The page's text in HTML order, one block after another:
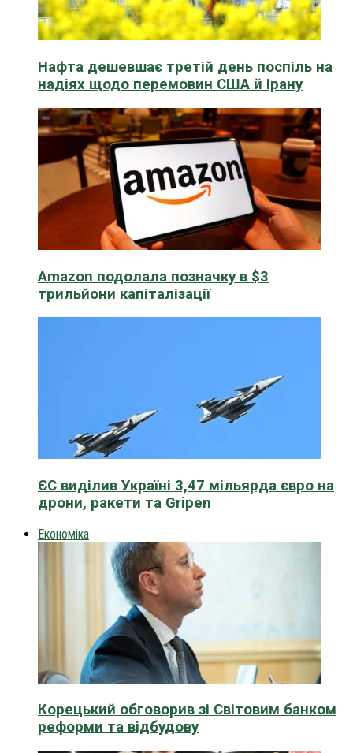
Нафта дешевшає третій день поспіль на
надіях щодо перемовин США й Ірану
Amazon подолала позначку в $3
трильйони капіталізації
ЄС виділив Україні 3,47 мільярда євро на
дрони, ракети та Gripen
Економіка
Корецький обговорив зі Світовим банком
реформи та відбудову